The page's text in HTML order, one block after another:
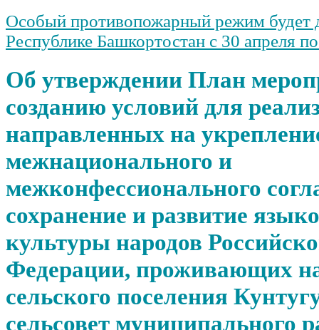
Особый противопожарный режим будет
Республике Башкортостан с 30 апреля
Об утверждении План
созданию условий для
направленных на
межнационального и
межконфессионального
сохранение и развитие
культуры народов
Федерации, проживающих
сельского поселения
сельсовет муниципального